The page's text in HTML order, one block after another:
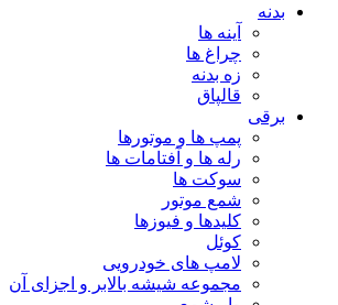
بدنه
آینه ها
چراغ ها
زه بدنه
قالپاق
برقی
پمپ ها و موتورها
رله ها و آفتامات ها
سوکت ها
شمع موتور
کلیدها و فیوزها
کوئل
لامپ های خودرویی
مجموعه شیشه بالابر و اجزای آن